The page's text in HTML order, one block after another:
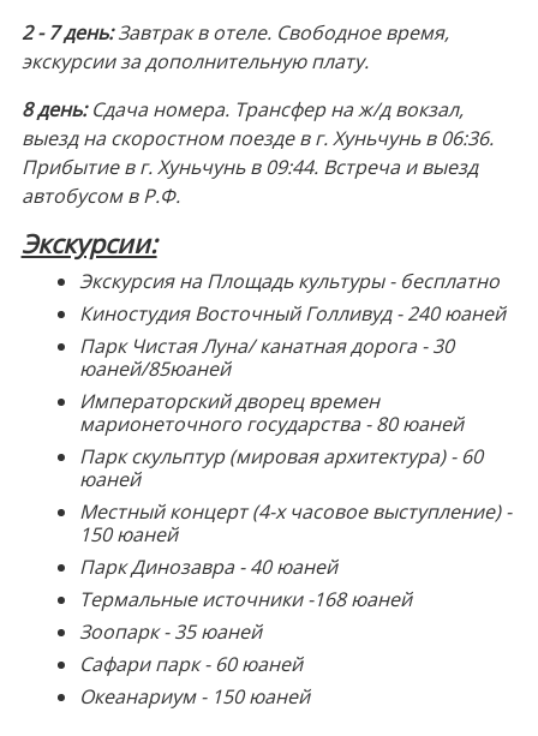
2 - 7 день:Завтрак в отеле. Свободное время,
экскурсии за дополнительную плату.
8 день:Сдача номера. Трансфер на ж/д вокзал,
выезд на скоростном поезде в г. Хуньчунь в 06:36.
Прибытие в г. Хуньчунь в 09:44. Встреча и выезд
автобусом в Р.Ф.
Экскурсии:
Экскурсия на Площадь культуры - бесплатно
Киностудия Восточный Голливуд - 240 юаней
Парк Чистая Луна/ канатная дорога - 30
юаней/85юаней
Императорский дворец времен
марионеточного государства - 80 юаней
Парк скульптур (мировая архитектура) - 60
юаней
Местный концерт (4-х часовое выступление) -
150 юаней
Парк Динозавра - 40 юаней
Термальные источники -168 юаней
Зоопарк - 35 юаней
Сафари парк - 60 юаней
Океанариум - 150 юаней